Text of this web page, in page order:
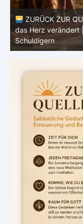
ZURÜCK ZUR
das Herz verändert |